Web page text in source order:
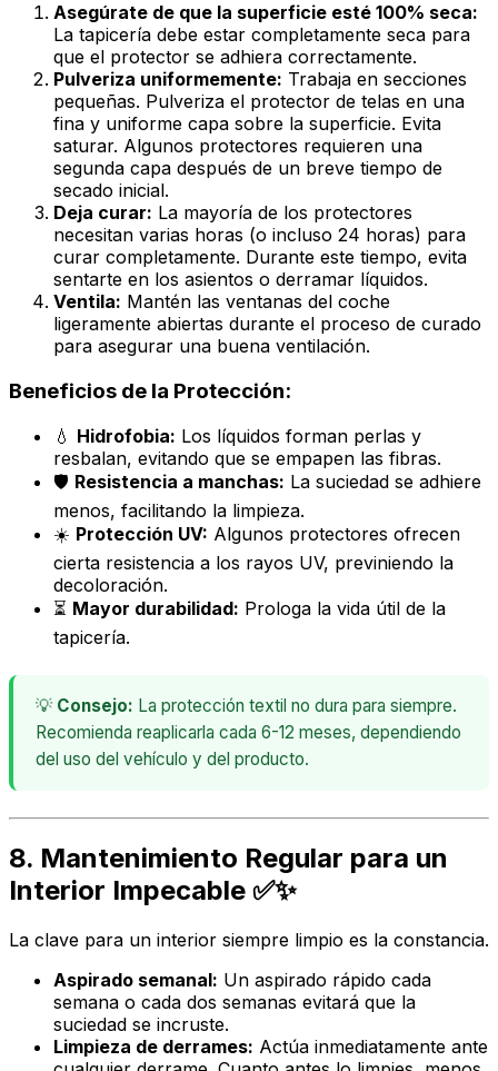
Asegúrate de que la superficie esté 100% seca:
La tapicería debe estar completamente seca para
que el protector se adhiera correctamente.
Pulveriza uniformemente: Trabaja en secciones
pequeñas. Pulveriza el protector de telas en una
fina y uniforme capa sobre la superficie. Evita
saturar. Algunos protectores requieren una
segunda capa después de un breve tiempo de
secado inicial.
Deja curar: La mayoría de los protectores
necesitan varias horas (o incluso 24 horas) para
curar completamente. Durante este tiempo, evita
sentarte en los asientos o derramar líquidos.
Ventila: Mantén las ventanas del coche
ligeramente abiertas durante el proceso de curado
para asegurar una buena ventilación.
Beneficios de la Protección:
💧 Hidrofobia: Los líquidos forman perlas y
resbalan, evitando que se empapen las fibras.
🛡️ Resistencia a manchas: La suciedad se adhiere
menos, facilitando la limpieza.
☀️ Protección UV: Algunos protectores ofrecen
cierta resistencia a los rayos UV, previniendo la
decoloración.
⏳ Mayor durabilidad: Prologa la vida útil de la
tapicería.
💡 Consejo: La protección textil no dura para siempre.
Recomienda reaplicarla cada 6-12 meses, dependiendo
del uso del vehículo y del producto.
8. Mantenimiento Regular para un
Interior Impecable ✅✨
La clave para un interior siempre limpio es la constancia.
Aspirado semanal: Un aspirado rápido cada
semana o cada dos semanas evitará que la
suciedad se incruste.
Limpieza de derrames: Actúa inmediatamente ante